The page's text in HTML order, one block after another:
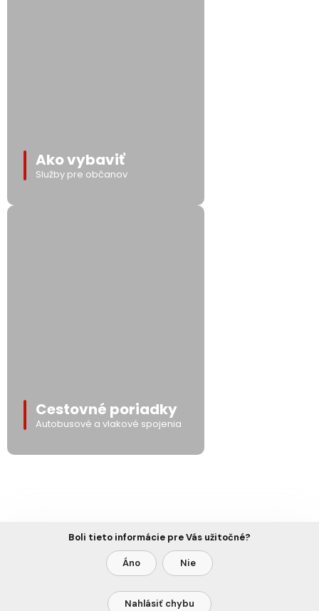
Ako vybaviť
Služby pre občanov
Cestovné poriadky
Autobusové a vlakové spojenia
Boli tieto informácie pre Vás užitočné?
Áno Nie
Nahlásiť chybu